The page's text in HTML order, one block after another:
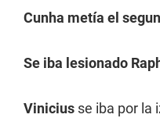
Cunha metía el
Se iba lesionado
Vinicius se iba por la